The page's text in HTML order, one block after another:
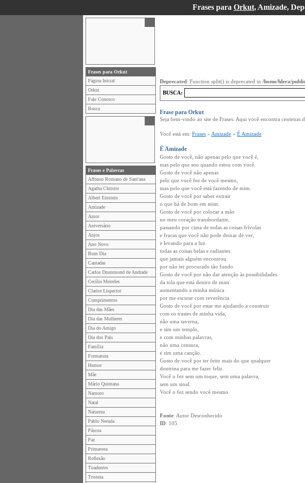
Frases para Orkut, Amizade,
Frases para Orkut
Página Inicial
Orkut
Fale Conosco
Busca
Frases e Palavras
Affonso Romano de Sant'ana
Agatha Christie
Albert Einstein
Amizade
Amor
Aniversário
Anjos
Ano Novo
Bom Dia
Cantadas
Carlos Drummond de Andrade
Cecília Meireles
Clarice Lispector
Cumprimentos
Dia das Mães
Dia das Mulheres
Dia do Amigo
Dia dos Pais
Família
Formatura
Humor
Mãe
Mário Quintana
Namoro
Natal
Natureza
Pablo Neruda
Páscoa
Paz
Primavera
Reflexão
Tiradentes
Tristeza
Deprecated: Function split() is deprecated in /home/hlera/
BUSCA:
Frase para Orkut
Seja bem-vindo ao site de Frases. Aqui você encontra centenas
Você está em: Frases » Amizade » É Amizade
É Amizade
Gosto de você, não apenas pelo que você é,
mas pelo que sou quando estou com você.
Gosto de você não apenas
pelo que você fez de você mesmo,
mas pelo que você está fazendo de mim.
Gosto de você por saber extrair
o que há de bom em mim.
Gosto de você por colocar a mão
no meu coração transbordante,
passando por cima de todas as coisas frívolas
e fracas que você não pode deixar de ver,
e levando para a luz
todas as coisas belas e radiantes
que jamais alguém encontrou
por não ter procurado tão fundo.
Gosto de você por não dar atenção às possibilidades
da tola que está dentro de mim
aumentando a minha música
por me escutar com reverência.
Gosto de você por estar me ajudando a construir
com os trastes de minha vida,
não uma taverna,
e sim um templo,
e com minhas palavras,
não uma censura,
e sim uma canção.
Gosto de você por ter feito mais do que qualquer
doutrina para me fazer feliz.
Você o fez sem um toque, sem uma palavra,
sem um sinal.
Você o fez sendo você mesmo.
Fonte: Autor Desconhecido
ID: 105